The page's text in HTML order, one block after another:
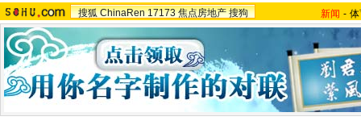
搜狐 ChinaRen 17173 焦点房地产 搜狗 新闻 -